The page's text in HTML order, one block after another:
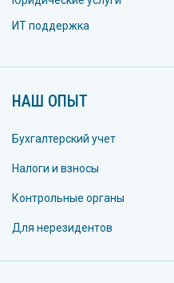
ИТ поддержка
НАШ ОПЫТ
Бухгалтерский учет
Налоги и взносы
Контрольные органы
Для нерезидентов